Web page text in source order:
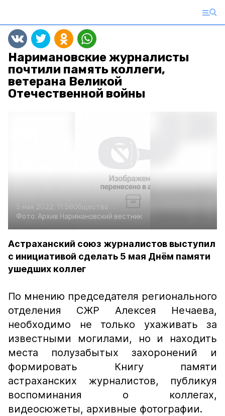
Наримановские журналисты
почтили память коллеги,
ветерана Великой
Отечественной войны
5 мая 2022, 11:58Общество
Фото: Архив Наримановский вестник
Астраханский союз журналистов выступил
с инициативой сделать 5 мая Днём памяти
ушедших коллег
По мнению председателя регионального
отделения СЖР Алексея Нечаева,
необходимо не только ухаживать за
известными могилами, но и находить
места полузабытых захоронений и
формировать Книгу памяти
астраханских журналистов, публикуя
воспоминания о коллегах,
видеосюжеты, архивные фотографии.